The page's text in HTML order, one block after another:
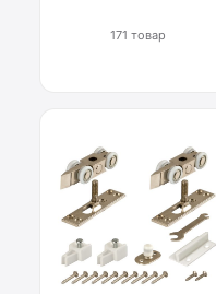
171 товар